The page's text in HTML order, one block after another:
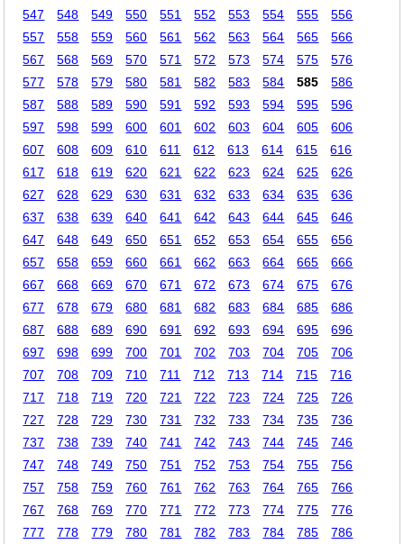
547
548 549 550 551 552 553 554 555
556
557
558 559 560 561 562 563 564 565
566
567
568 569 570 571 572 573 574 575
576
577
578 579 580 581 582 583 584 585
586
587
588 589 590 591 592 593 594 595
596
597
598 599 600 601 602 603 604 605
606
607
608 609 610 611 612 613 614 615
616
617
618 619 620 621 622 623 624 625
626
627
628 629 630 631 632 633 634 635
636
637
638 639 640 641 642 643 644 645
646
647
648 649 650 651 652 653 654 655
656
657
658 659 660 661 662 663 664 665
666
667
668 669 670 671 672 673 674 675
676
677
678 679 680 681 682 683 684 685
686
687
688 689 690 691 692 693 694 695
696
697
698 699 700 701 702 703 704 705
706
707
708 709 710 711 712 713 714 715
716
717
718 719 720 721 722 723 724 725
726
727
728 729 730 731 732 733 734 735
736
737
738 739 740 741 742 743 744 745
746
747
748 749 750 751 752 753 754 755
756
757
758 759 760 761 762 763 764 765
766
767
768 769 770 771 772 773 774 775
776
777
778 779 780 781 782 783 784 785
786